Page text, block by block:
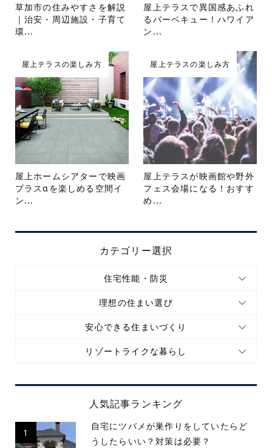
草加市の住みやすさを解説
｜治安・周辺施設・子育て
環...
屋上テラスで異国感あふれ
るバーベキュー！ハワイア
ン...
屋上テラスの楽しみ方
屋上ホームシアターで映画
プラスαを楽しめる空間イ
ン...
屋上テラスの楽しみ方
屋上テラスが映画館や野外
フェス会場になる！おすす
め...
カテゴリー選択
住宅性能・防災
理想の住まい選び
安心できる住まいづくり
リゾートライクな暮らし
人気記事ランキング
1
自宅にツバメが巣作りをしていたらど
うしたらいい？対策は必要？